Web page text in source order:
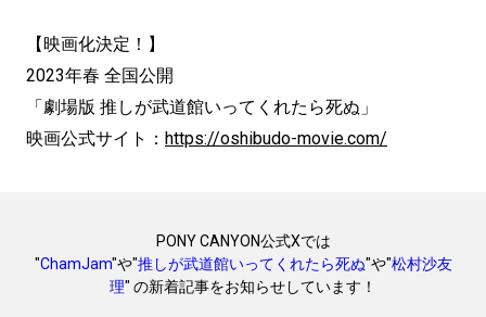
【映画化決定！】
2023年春 全国公開
「劇場版 推しが武道館いってくれたら死ぬ」
映画公式サイト： https://oshibudo-movie.com/
PONY CANYON公式Xでは
"ChamJam"や"推しが武道館いってくれたら死ぬ"や"松村沙友
理" の新着記事をお知らせしています！